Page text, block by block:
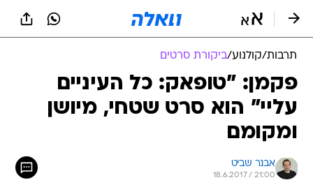
תרבות/קולנוע/ביקורת סרטים
פקמן: "טופאק: כל העיניים
עליי" הוא סרט שטחי, מיושן
ומקומם
אבנר שביט
18.6.2017 / 21:00